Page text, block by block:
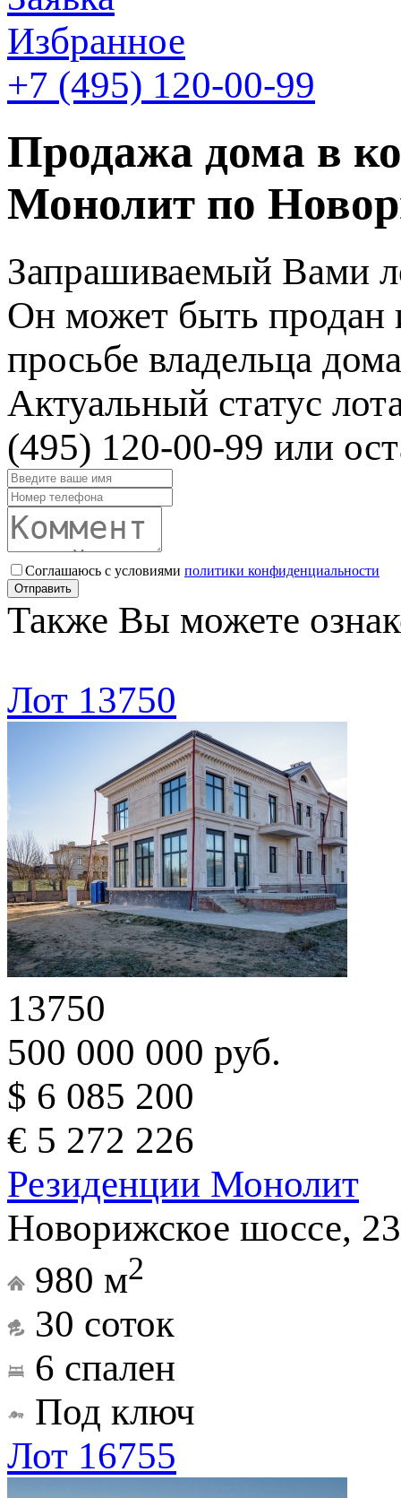
Избранное
+7 (495) 120-00-99
Продажа дома в
Монолит по
Запрашиваемый Вами
Он может быть продан
просьбе владельца
Актуальный статус
(495) 120-00-99 или
Соглашаюсь с условиями политики конфиденциальности
Отправить
Также Вы можете
Лот 13750
13750
500 000 000 руб.
$ 6 085 200
€ 5 272 226
Резиденции Монолит
Новорижское шоссе,
980 м2
30 соток
6 спален
Под ключ
Лот 16755